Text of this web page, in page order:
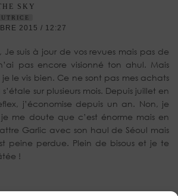
SKY
2015 / 12:27
suis à jour de vos revues mais pas de
pas encore visionné ton ahul. Mais
le vis bien. Ce ne sont pas mes achats
sur plusieurs mois. Depuis juillet en
j’économise depuis un an. Non, je
me doute que c’est énorme mais en
Garlic avec son haul de Séoul mais
peine perdue. Plein de bisous et je te
!